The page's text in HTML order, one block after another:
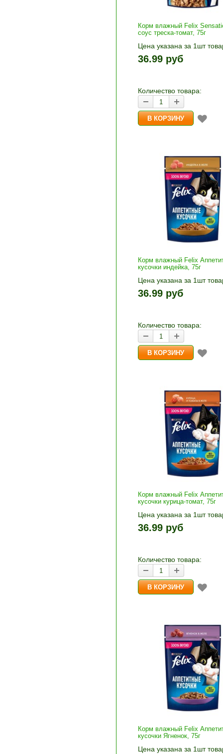
Корм влажный Felix
соус треска-томат, 75г
Цена указана за 1шт
1шт прибавляется
и «-». Выберите нужное
36.99 руб
Количество товара:
Корм влажный Felix
кусочки индейка, 75г
Цена указана за 1шт
1шт прибавляется
и «-». Выберите нужное
36.99 руб
Количество товара:
Корм влажный Felix
кусочки курица-томат, 75г
Цена указана за 1шт
1шт прибавляется
и «-». Выберите нужное
36.99 руб
Количество товара:
Корм влажный Felix
кусочки Ягненок, 75г
Цена указана за 1шт